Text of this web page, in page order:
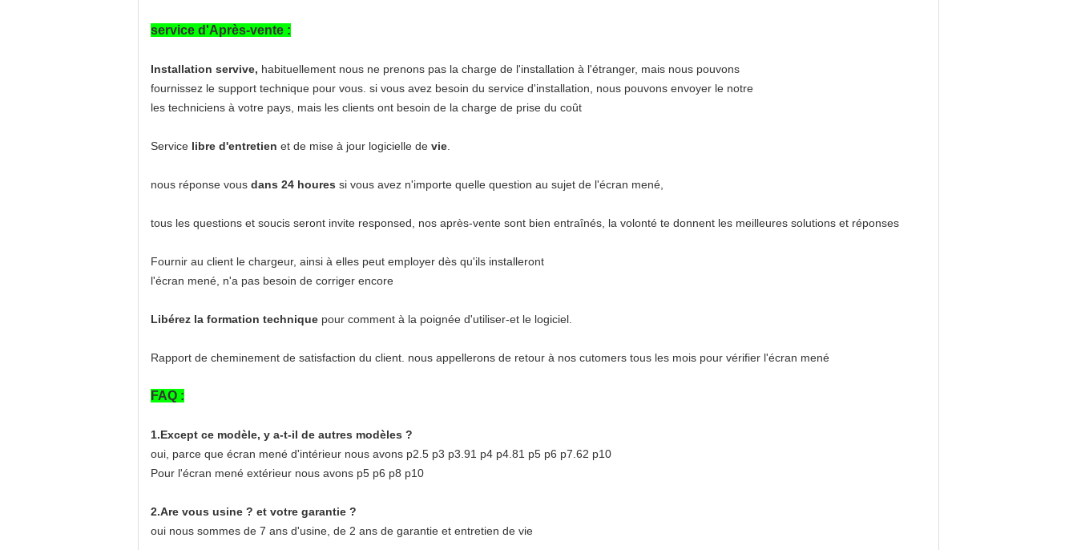
service d'Après-vente :
Installation servive, habituellement nous ne prenons pas la charge de l'installation à l'étranger, mais nous pouvons
fournissez le support technique pour vous. si vous avez besoin du service d'installation, nous pouvons envoyer le notre
les techniciens à votre pays, mais les clients ont besoin de la charge de prise du coût
Service libre d'entretien et de mise à jour logicielle de vie
nous réponse vous dans 24 houres si vous avez n'importe quelle question au sujet de l'écran mené,
tous les questions et soucis seront invite responsed, nos après-vente sont bien entraînés, la volonté te donnent les meilleures solutions et réponses
Fournir au client le chargeur, ainsi à elles peut employer dès qu'ils installeront
l'écran mené, n'a pas besoin de corriger encore
Libérez la formation technique pour comment à la poignée d'utiliser-et le logiciel.
Rapport de cheminement de satisfaction du client. nous appellerons de retour à nos cutomers tous les mois pour vérifier l'écran mené
FAQ :
1.Except ce modèle, y a-t-il de autres modèles ?
oui, parce que écran mené d'intérieur nous avons p2.5 p3 p3.91 p4 p4.81 p5 p6 p7.62 p10
Pour l'écran mené extérieur nous avons p5 p6 p8 p10
2.Are vous usine ? et votre garantie ?
oui nous sommes de 7 ans d'usine, de 2 ans de garantie et entretien de vie